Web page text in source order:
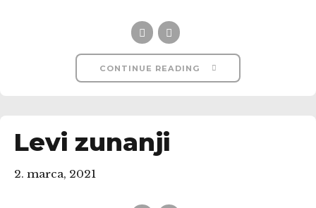
CONTINUE READING
Levi zunanji
2. marca, 2021